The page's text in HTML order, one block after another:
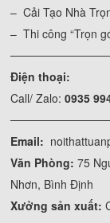
– Cải Tạo Nhà
– Thi công “Trọn
Điện thoại:
Call/ Zalo:0935
Email:
Văn Phòng: 75
Nhơn, Bình Định
Xưởng sản xuất: